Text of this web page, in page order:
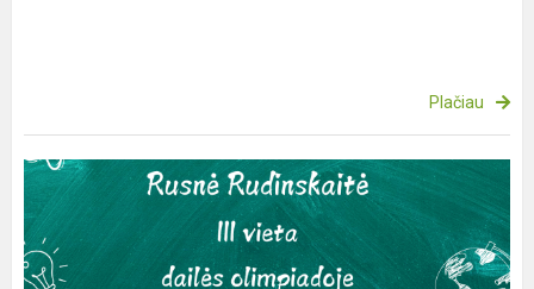
Plačiau
Sveikiname
IIa
kl.
mokinę